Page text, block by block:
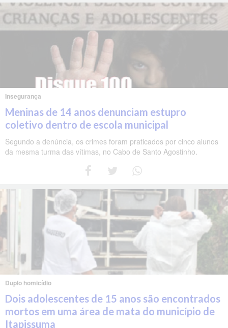
Insegurança
Meninas de 14 anos denunciam estupro
coletivo dentro de escola municipal
Segundo a denúncia, os crimes foram praticados por cinco alunos
da mesma turma das vítimas, no Cabo de Santo Agostinho.
Duplo homicídio
Dois adolescentes de 15 anos são encontrados
mortos em uma área de mata do município de
Itapissuma